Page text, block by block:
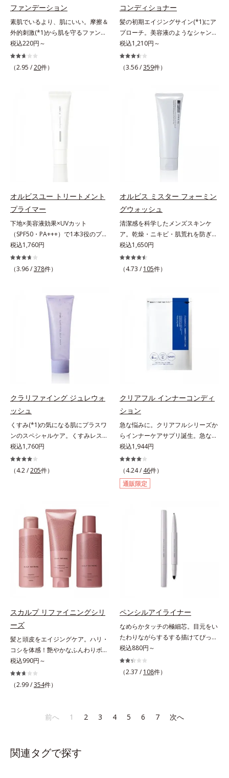
し、くずれ＆テカリを防いでサラサ
ラ肌が長時間続きます。パウダータ
イプながら、SPF50+・PA++++。パ
ウダーならではの軽いつけごこち
で、日焼け止めが苦手な方にもおす
すめです。水や汗に強いスーパーウ
シリカ、セルロース、窒化ホウ素配
合＝セミマット肌を叶える球状と板
状の粉体*2 シリカ6種類、セルロー
ス*3 シリカ配合＝皮脂を吸着する
来から配合している美白有効成分
「トラネキサム酸」を配合しまし
た。さらに、シリーズ共通の美容成
分(*7)「GLルートブースター(*9)」
を配合することで、肌のふっくら感
や透明感を叶えます。美白ケアしな
(*10)のハリと透明感を。効果的な
シナジー設計で、あなたのエイジン
グケアを応援します。*1 メラニン
の生成を抑え、シミ・ソバカスを防
るおいによる*5 乾燥、ハリ・ツヤ
ロニセラカエルレア果汁、ノバラエ
キス配合＝うるおいを与えハリと透
明感に満ちた肌へ導く保湿成分*9
メマツヨイグサ抽出液、スイカズラ
エキス配合＝角層のすみずみまで水
分・油分を保ち、ハリ・ツヤを与え
る保湿成分*10 気持ちのこと各商品
の詳しい情報は商品ページをご覧く
ファンデーション
素肌でいるより、肌にいい。摩擦＆
外的刺激(*1)から肌を守るファンデ
ーション。肌荒れやニキビがある
と、ファンデーションを塗っていい
か悩むもの。とはいえ、素肌のまま
れしやすい、ニキビができやすい人
こそ、肌負担が少ない低刺激設計の
ファンデーションで守るのがベス
ト。「クリアフル エッセンス カバ
ー ファンデーション」は紫外線吸
ことを考えた設計。さらに美容成分
に包まれた水分保持力の高い粉体や
和漢植物由来成分をはじめとした、
肌をいたわる保湿成分をたっぷり配
合しました。肌にやさしいだけでな
く、毛穴や凸凹、赤みをカバーし
て、自然な陶器肌を叶えます。*1
乾燥など*2 すべての人に皮膚刺激
がおきないというわけではありませ
ありません。
税込220円～
（2.95 /20件）
コンディショナー
髪の初期エイジングサイン(*1)にア
プローチ。美容液のようなシャンプ
ー＆コンディショナーで触れていた
くなるうるツヤ髪へ。「髪のうねり
が気になる」「乾燥してパサつく」
アプローチする、オルビスのモイス
トセラムシリーズ。まるでスキンケ
アアイテムのように美容液成分(*2)
を6つも配合。保水してうるおいを
行き渡らせる浸透力と、うるおいを
用。髪のうねりを抑え、スタイリン
グのしやすい、ずっと触れていたく
なるうるツヤ髪へと導きます。ヒノ
キ、ラベンダー、ゼラニウムによる
リフレッシュアロマの香りで、バス
ルームがここちよいリラックス空間
に。*1 うねり、パサつき*2 保湿成
分
税込1,210円～
（3.56 /359件）
オルビスユー トリートメント
プライマー
下地×美容液効果×UVカット
（SPF50・PA+++）で1本3役のプラ
イマー。凹凸をつるんとなめらかに
(*1)整え、化粧ノリUPの高機能化粧
下地。“塗るたび高まる、素肌の美
る小ジワをカバーしてハリ肌に整え
る高機能化粧下地毛穴や小ジワの凹
凸をつるんとなめらかに(*1)。スキ
ンケア発想の化粧下地です。保湿成
分が肌全層(*2)に働きかけて、肌の
クリームのようにぴたっと密着。乾
燥による小ジワを目立たなく(*1)
す。むやみに隠すのではなくふわり
アのW効果で軽やかな美肌を印象づ
けます。紫外線吸収剤フリーなのに
高SPF値、さらにスキンプロテクト
複合成分(*3)が、ブルーライト、紫
外線、大気中の微粒子汚れなどの外
的ダメージから肌表面をガードしま
すい肌にうるおいを届けながら、光
拡散効果で乾燥小ジワや毛穴もカバ
ーします。【ラスティング効果】皮
脂選択テカリ防止成分(*5)テカリの
主成分を選択的に吸収し、うるおい
はしっかり残すことでカバー力を保
ちます。*1 メイク効果による*2 角
層の範囲内*3 スキンプロテクト※
防ぐ複合成分 ※ ビルベリー葉エ
キス、タベブイアインペチギノサ樹
皮エキス*4 グリセリルグルコシド
（保湿成分）、（ジメチコン／ビニ
ルジメチコン）クロスポリマー、ジ
メチコン（カバー成分）*5 アクリ
レーツコポリマー
税込1,760円
（3.96 /378件）
オルビス ミスター フォーミン
グウォッシュ
清潔感を科学したメンズスキンケ
ア。乾燥・ニキビ・肌荒れを防ぎハ
リ・ツヤのある、好印象な清潔透明
肌(*1)へ。オルビス ミスターは、男
性の清潔感、爽やかさ、若々しさの
であること(*2)を業界で初めて発見
と保湿成分を新たに配合。これまで
の乾燥・テカリへのケアはそのまま
に、肌荒れ・ニキビ予防など“今”の
肌悩みに応え、“未来”を見据えて好
印象の鍵となるハリ・ツヤへもアプ
アイテム同士をなじみやすくする
8アイテム分の機能を3ステップに集
約し、よりシンプルなお手入れで、
ハリ・ツヤのある好印象な清潔透明
肌(*1)へ導きます。*1 うるおいによ
る透明感のある肌*2 男性の顔画像
を用いた印象評価において、基準画
像に対して、頬全体に輝度分布がな
2022年12月22日時点で、科学文献
データベースPubMed及びGoogle
scholarにより国内化粧品業界にお
いて該当文献がないことを確認（ポ
ーラ化成研究所調べ）
税込1,650円
（4.73 / 105件）
クラリファイング ジュレウォ
ッシュ
くすみ(*1)の気になる肌にプラスワ
ンのスペシャルケア。くすみレスの
輝くような素肌へ。肌表面の余分な
角層を落として、くすみ(*1)レスな
輝くような素肌へ整える(*2)スペシ
したジェルが肌表面の角層をやわら
かくして絡めとり、スクラブがやさ
しく取り去ります。さらに注目した
いのはクリアな肌に整えるクリアコ
ンディショニング処方と、贅沢に配
合された保湿成分。一瞬取り去るだ
けのケアに留まらず、洗うたびにく
すみをため込まないすこやかな肌に
ン酸(*4)がうるおって透き通るよう
な透明感を叶えます。顔色がどんよ
りしている、ファンデのノリがイマ
イチ、肌のざらつきやくすみが気に
なる、化粧水が肌になじまな
い……。こんなお悩みが気になると
きに。週に1～4回、いつもの洗顔料
と置き換えてお使いください。*1
ち、うるおいを保つことで肌を整え
税込1,760円
（4.2 /205件）
クリアフル インナーコンディ
ション
急な悩みに。クリアフルシリーズか
らインナーケアサプリ誕生。急な悩
みに。ケアに行き詰まったすべての
女性に送る、「クリアフルシリー
ズ」のオールインワンサプリメント
です。ビタミンB1とB2を配合。ビ
タミンB6とビタミンCは、タイムリ
放出されます。またすこやかな美し
さのために、和漢植物由来成分とセ
ラミドをプラス。さらにストレス社
会に負けないためのGABAも配合し
ました。現代社会を生き抜く女性の
すこやかな毎日を応援します。
税込1,944円
（4.24 / 46件）
通販限定
スカルプ リファイニングシリ
ーズ
髪と頭皮をエイジングケア。ハリ・
コシを体感！艶やかなふんわりボリ
ューム美髪へ。「抜け毛が目立つ」
「ボリュームがない」「ハリ・コシ
がない」という年齢による3大髪悩
ケア(*1)する、オルビスの頭皮ケア
と、うるおったツヤ髪に導く「ブレ
ンドボタニカルエキス(*2)」を配
税込990円～
（2.99 /354件）
ペンシルアイライナー
なめらかタッチの極細芯。目元をい
たわりながらするする描けてぴった
り密着。するする描けてぴったり密
着。なめらかタッチの極細芯アイラ
イナーです。繊細な目のキワにも優
ラスできます。アイラインを描いた
後に、後ろに付いているチップでま
税込880円～
（2.37 / 108件）
前へ 1 2 3 4 5 6 7 次へ
関連タグで探す